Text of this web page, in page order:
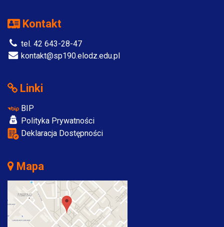
Kontakt
tel. 42 643-28-47
kontakt@sp190.elodz.edu.pl
Linki
BIP
Polityka Prywatności
Deklaracja Dostępności
Mapa